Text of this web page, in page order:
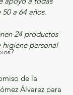
a 64 años.
24 productos
higiene personal
de la
Álvarez para